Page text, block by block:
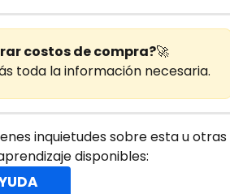
costos de compra?🚀
toda la información necesaria.
inquietudes sobre esta u otras
disponibles: